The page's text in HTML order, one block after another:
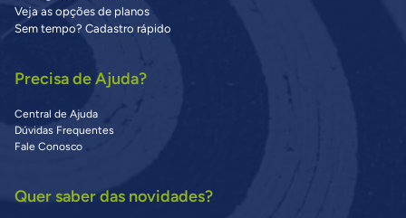
Veja as opções de planos
Sem tempo? Cadastro rápido
Precisa de Ajuda?
Central de Ajuda
Dúvidas Frequentes
Fale Conosco
Quer saber das novidades?